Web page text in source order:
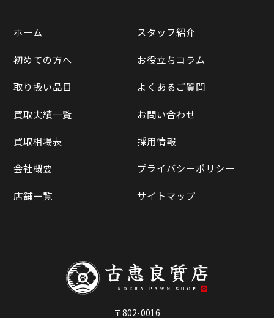
LINE査定
買取実績一覧
買取相場表
Yahooショッピング
Yahoo!オークション
メルカリ
ラクマ
ホーム
初めての方へ
取り扱い品目
買取実績一覧
買取相場表
会社概要
店舗一覧
スタッフ紹介
お役立ちコラム
よくあるご質問
お問い合わせ
採用情報
プライバシーポリシー
サイトマップ
〒802-0016